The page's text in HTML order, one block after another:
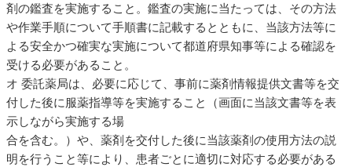
剤の鑑査を実施すること。鑑査の実施に当たっては、その方法
や作業手順について手順書に記載するとともに、当該方法等に
よる安全かつ確実な実施について都道府県知事等による確認を
受ける必要があること。
オ 委託薬局は、必要に応じて、事前に薬剤情報提供文書等を交
付した後に服薬指導等を実施すること（画面に当該文書等を表
示しながら実施する場
合を含む。）や、薬剤を交付した後に当該薬剤の使用方法の説
明を行うこと等により、患者ごとに適切に対応する必要がある